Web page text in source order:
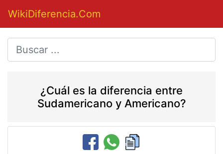
WikiDiferencia.Com
¿Cuál es la diferencia entre
Sudamericano y Americano?